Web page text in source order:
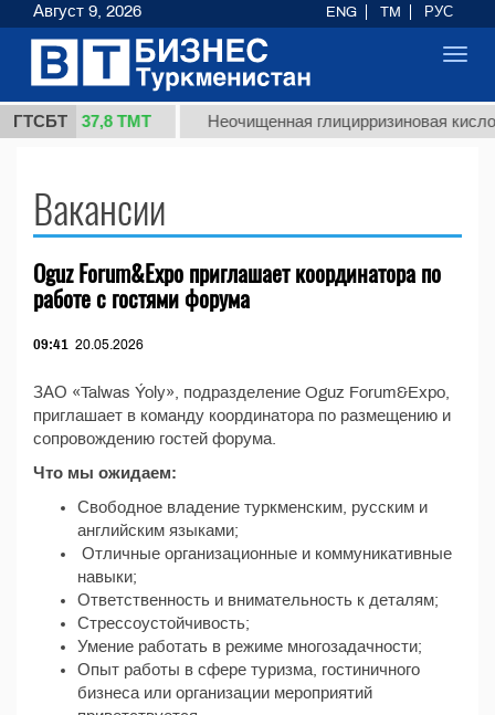
ГТСБТ
1 (кг.) 37,8 ТМТ Неочищенная глицирризиновая
Вакансии
Oguz Forum&Expo приглашает координатора по
работе с гостями форума
09:41 20.05.2026
ЗАО «Talwas Ýoly», подразделение Oguz Forum&Expo,
приглашает в команду координатора по размещению и
сопровождению гостей форума.
Что мы ожидаем:
Свободное владение туркменским, русским и
английским языками;
Отличные организационные и коммуникативные
навыки;
Ответственность и внимательность к деталям;
Стрессоустойчивость;
Умение работать в режиме многозадачности;
Опыт работы в сфере туризма, гостиничного
бизнеса или организации мероприятий
Август 9, 2026 ENG TM РУС